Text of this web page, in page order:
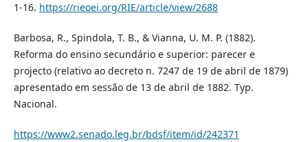
1-16. https://rieoei.org/RIE/article/view/2688
Barbosa, R., Spindola, T. B., & Vianna, U. M. P. (1882).
Reforma do ensino secundário e superior: parecer e
projecto (relativo ao decreto n. 7247 de 19 de abril de 1879)
apresentado em sessão de 13 de abril de 1882. Typ.
Nacional.
https://www2.senado.leg.br/bdsf/item/id/242371